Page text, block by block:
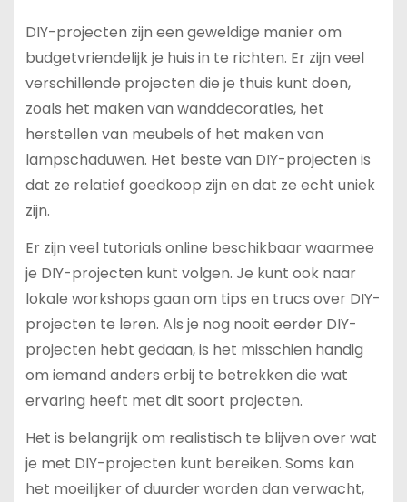
DIY-projecten zijn een geweldige manier om
budgetvriendelijk je huis in te richten. Er zijn veel
verschillende projecten die je thuis kunt doen,
zoals het maken van wanddecoraties, het
herstellen van meubels of het maken van
lampschaduwen. Het beste van DIY-projecten is
dat ze relatief goedkoop zijn en dat ze echt uniek
zijn.
Er zijn veel tutorials online beschikbaar waarmee
je DIY-projecten kunt volgen. Je kunt ook naar
lokale workshops gaan om tips en trucs over DIY-
projecten te leren. Als je nog nooit eerder DIY-
projecten hebt gedaan, is het misschien handig
om iemand anders erbij te betrekken die wat
ervaring heeft met dit soort projecten.
Het is belangrijk om realistisch te blijven over wat
je met DIY-projecten kunt bereiken. Soms kan
het moeilijker of duurder worden dan verwacht,